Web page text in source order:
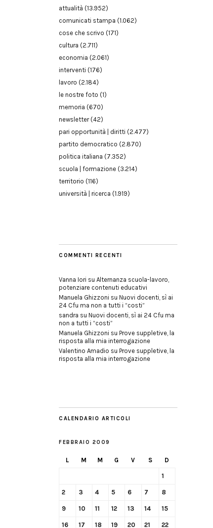
attualità (13.952)
comunicati stampa (1.062)
cose che scrivo (171)
cultura (2.711)
economia (2.061)
interventi (176)
lavoro (2.184)
le nostre foto (1)
memoria (670)
newsletter(42)
pari opportunità | diritti (2.477)
partito democratico (2.870)
politica italiana (7.352)
scuola | formazione (3.214)
territorio (116)
università | ricerca (1.919)
COMMENTI RECENTI
Vanna Iori su Alternanza scuola-lavoro,
potenziare contenuti educativi
Manuela Ghizzoni su Nuovi docenti, sì ai
24 Cfu ma non a tutti i “costi”
sandra su Nuovi docenti, sì ai 24 Cfu ma
non a tutti i “costi”
Manuela Ghizzoni su Prove suppletive, la
risposta alla mia interrogazione
Valentino Amadio su Prove suppletive, la
risposta alla mia interrogazione
CALENDARIO ARTICOLI
FEBBRAIO 2009
L M M G V S D
1
2 3 4 5 6 7 8
9 10 11 12 13 14 15
16 17 18 19 20 21 22